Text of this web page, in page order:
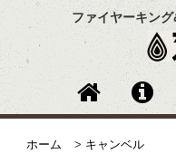
ファイヤーキン
ホーム > キャンベル